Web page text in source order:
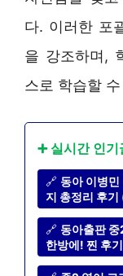
다. 이러한 포
을 강조하며,
스로 학습할
➕ 실시간 인기
🔗 동아 이병
지 총정리 후기
🔗 동아출판
한방에! 찐 후기